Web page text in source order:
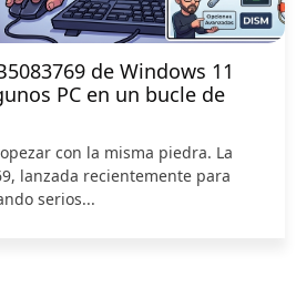
de Windows 11
PC en un bucle de
con la misma piedra. La
lanzada recientemente para
serios...